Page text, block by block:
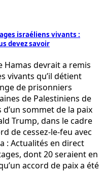
israéliens vivants :
devez savoir
Hamas devrait a remis
vivants qu’il détient
de prisonniers
de Palestiniens de
sommet de la paix
Trump, dans le cadre
de cessez-le-feu avec
: Actualités en direct
dont 20 seraient en
accord de paix a été